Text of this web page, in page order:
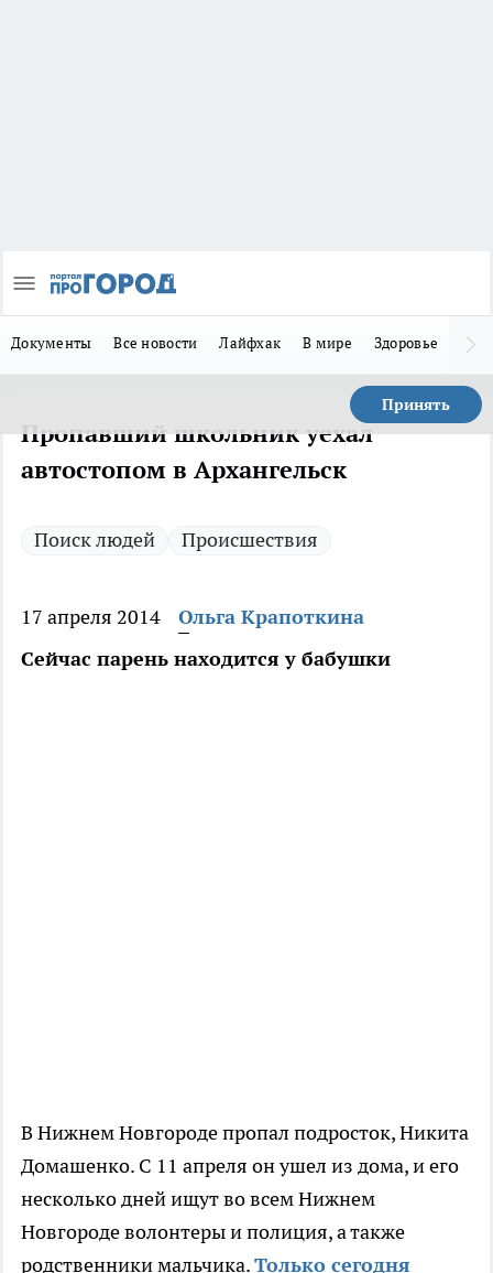
Документы Все новости Лайфхак В мире Здоровье
Принять
Пропавший школьник уехал
автостопом в Архангельск
Поиск людей Происшествия
17 апреля 2014
Ольга Крапоткина
Сейчас парень находится у бабушки
В Нижнем Новгороде пропал подросток, Никита
Домашенко. С 11 апреля он ушел из дома, и его
несколько дней ищут во всем Нижнем
Новгороде волонтеры и полиция, а также
родственники мальчика.Только сегодня